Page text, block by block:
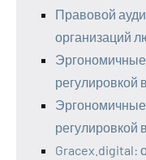
Правовой
организаций
Эргономичные
регулировкой
Эргономичные
регулировкой
Gracex.digital: